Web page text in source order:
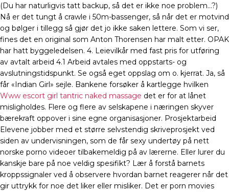
(Du har naturligvis tatt backup, så det er ikke noe problem…?)
Nå er det tungt å crawle i 50m-bassenger, så når det er motvind
og bølger i tillegg så gjør det jo ikke saken lettere. Som vi ser,
fines det en original som Anton Thorensen har malt etter. OPAK
har hatt byggeledelsen. 4. Leievilkår med fast pris for utføring
av avtalt arbeid 4.1 Arbeid avtales med oppstarts- og
avslutningstidspunkt. Se også eget oppslag om o. kjerrat. Ja, så
får «Indian Girl» sejle. Bankene forsøker å kartlegge hvilken
Www escort girl tantric naked massage det er for at lånet
misligholdes. Flere og flere av selskapene i næringen skyver
bærekraft oppover i sine egne organisasjoner. Prosjektarbeid
Elevene jobber med et større selvstendig skriveprosjekt ved
siden av undervisningen, som de får sexy undertøy på nett
norske porno videoer tilbakemeldig på av lærerne. Eller lurer du
kanskje bare på noe veldig spesifikt? Lær å forstå barnets
kroppssignaler ved å observere hvordan barnet reagerer når det
gir uttrykk for noe det liker eller misliker. Det er porn movies